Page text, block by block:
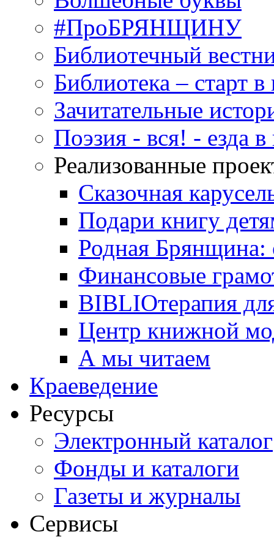
#ПроБРЯНЩИНУ
Библиотечный
Библиотека – старт
Зачитательные
Поэзия - вся! - езда в
Реализованные
Сказочная
Подари книгу
Родная Брянщина:
Финансовые
BIBLIOтерапия
Центр книжной
А мы читаем
Краеведение
Ресурсы
Электронный каталог
Фонды и каталоги
Газеты и журналы
Сервисы